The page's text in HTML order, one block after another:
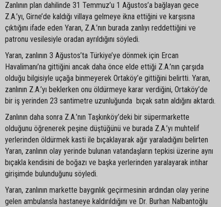
Zanlının plan dahilinde 31 Temmuz’u 1 Ağustos’a bağlayan gece
Z.A.’yı, Girne’de kaldığı villaya gelmeye ikna ettiğini ve karşısına
çıktığını ifade eden Yaran, Z.A.’nın burada zanlıyı reddettiğini ve
patronu vesilesiyle oradan ayrıldığını söyledi.
Yaran, zanlının 3 Ağustos’ta Türkiye’ye dönmek için Ercan
Havalimanı’na gittiğini ancak daha önce elde ettiği Z.A.’nın çarşıda
olduğu bilgisiyle uçağa binmeyerek Ortaköy’e gittiğini belirtti. Yaran,
zanlının Z.A.’yı beklerken onu öldürmeye karar verdiğini, Ortaköy’de
bir iş yerinden 23 santimetre uzunluğunda bıçak satın aldığını aktardı.
Zanlının daha sonra Z.A.’nın Taşkınköy’deki bir süpermarkette
olduğunu öğrenerek peşine düştüğünü ve burada Z.A.’yı muhtelif
yerlerinden öldürmek kasti ile bıçaklayarak ağır yaraladığını belirten
Yaran, zanlının olay yerinde bulunan vatandaşların tepkisi üzerine aynı
bıçakla kendisini de boğazı ve başka yerlerinden yaralayarak intihar
girişimde bulunduğunu söyledi.
Yaran, zanlının markette baygınlık geçirmesinin ardından olay yerine
gelen ambulansla hastaneye kaldırıldığını ve Dr. Burhan Nalbantoğlu